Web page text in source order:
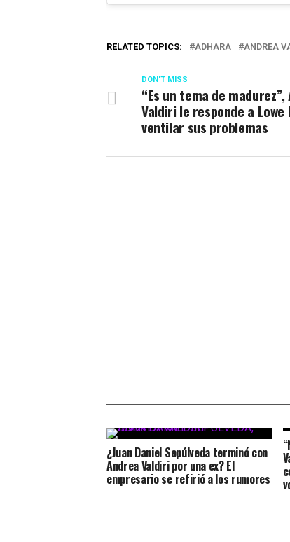
RELATED TOPICS: ADHARA ANDREA
DON'T MISS
“Es un tema de madurez”,
Valdiri le responde a Lowe
ventilar sus problemas
¿Juan Daniel Sepúlveda terminó con
Andrea Valdiri por una ex? El
empresario se refirió a los rumores